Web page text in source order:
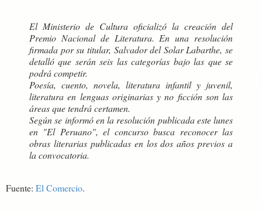
El Ministerio de Cultura oficializó la creación del
Premio Nacional de Literatura. En una resolución
firmada por su titular, Salvador del Solar Labarthe, se
detalló que serán seis las categorías bajo las que se
podrá competir.
Poesía, cuento, novela, literatura infantil y juvenil,
literatura en lenguas originarias y no ficción son las
áreas que tendrá certamen.
Según se informó en la resolución publicada este lunes
en "El Peruano", el concurso busca reconocer las
obras literarias publicadas en los dos años previos a
la convocatoria.
Fuente: El Comercio.